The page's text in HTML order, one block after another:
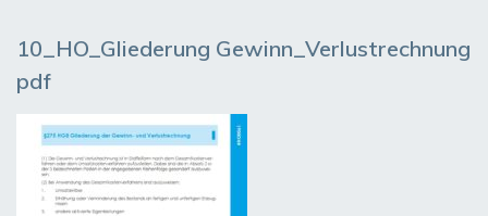
10_HO_Gliederung Gewinn_Verlustrechnung
pdf